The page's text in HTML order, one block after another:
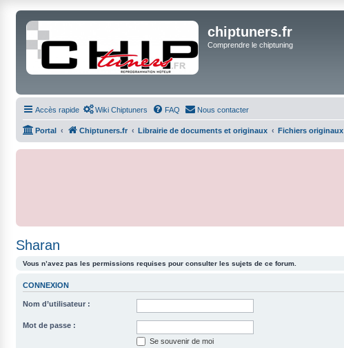
chiptuners.fr
Comprendre le chiptuning
Accès rapide Wiki Chiptuners FAQ Nous contacter
Portal Chiptuners.fr Librairie de documents et originaux Fichiers originaux
Sharan
Vous n’avez pas les permissions requises pour consulter les sujets de ce forum.
CONNEXION
Nom d’utilisateur :
Mot de passe :
Se souvenir de moi